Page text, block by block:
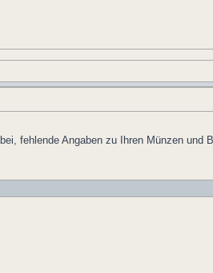
fehlende Angaben zu Ihren Münzen und